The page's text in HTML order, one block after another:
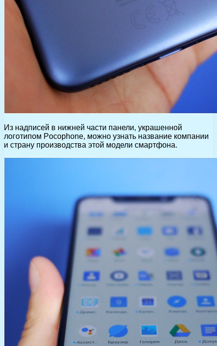
Из надписей в нижней части панели, украшенной
логотипом Pocophone, можно узнать название компании
и страну производства этой модели смартфона.